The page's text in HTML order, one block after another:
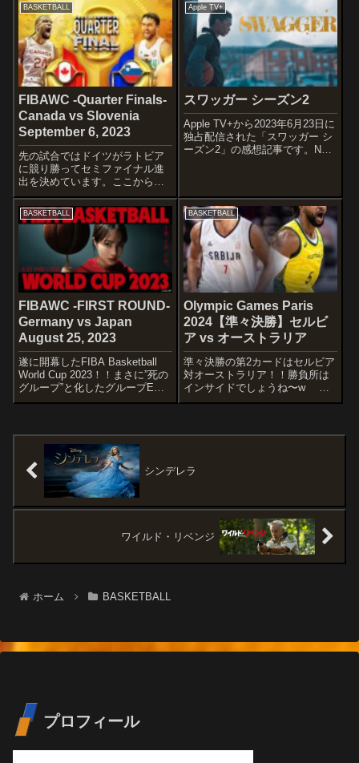
編中学バスケの天才双子ジョー
ダン・”JB”とジョシュ・”フィル
シ...
するシカゴ・ブルズが最後に
NBAを制した1997-98シーズンを
軸に描かれたスポ...
BASKETBALL
FIBAWC -Quarter Finals-
Canada vs Slovenia
September 6, 2023
先の試合ではドイツがラトビア
に競り勝ってセミファイナル進
出を決めています。ここから先
はもちろん好カードしかありま
せんが、カナダとスロベニアの
対決はNBAファンをはじめ大注
目カードでしょう！！Can Shai
and Canada deliv...
Apple TV+
スワッガー シーズン2
Apple TV+から2023年6月23日に
独占配信された「スワッガー シ
ーズン2」の感想記事です。NBA
ズのシーズン2です。オススメ
度...
BASKETBALL
FIBAWC -FIRST ROUND-
Germany vs Japan
August 25, 2023
遂に開幕したFIBA Basketball
World Cup 2023！！まさに”死の
グループ”と化したグループE
は、フィンランドvsオーストラ
本が行われます。どうにか日本
に頑張っ...
BASKETBALL
Olympic Games Paris
2024【準々決勝】セルビ
ア vs オーストラリア
準々決勝の第2カードはセルビア
対オーストラリア！！勝負所は
インサイドでしょうね〜w さ
て、ドイツに続くのはどちら
DobricFililip PetrusevNikola
シンデレラ
ワイルド・リベンジ
ホーム BASKETBALL
プロフィール